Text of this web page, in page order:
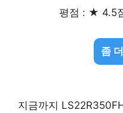
평점 : ★ 4.5
좀
지금까지